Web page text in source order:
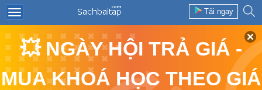
Tải ngay
💥 NGÀY HỘI TRẢ GIÁ -
MUA KHOÁ HỌC THEO GIÁ